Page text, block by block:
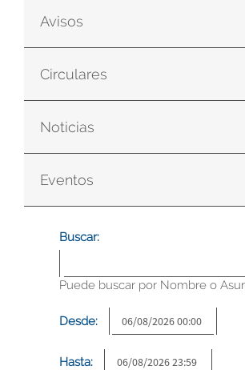
Avisos
Circulares
Noticias
Eventos
Buscar:
Puede buscar por Nombre o
Desde:
Hasta: